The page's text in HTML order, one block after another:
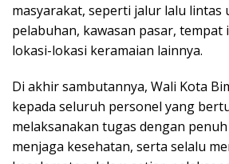
masyarakat, seperti jalur lalu lintas
pelabuhan, kawasan pasar, tempat
lokasi-lokasi keramaian lainnya.
Di akhir sambutannya, Wali Kota
kepada seluruh personel yang
melaksanakan tugas dengan
menjaga kesehatan, serta selalu